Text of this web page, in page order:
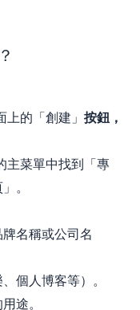
上的「創建」按鈕，
主菜單中找到「專
。
名稱或公司名
個人博客等）。
途。